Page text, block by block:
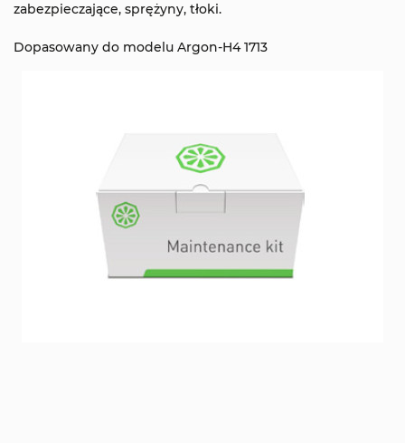
zabezpieczające, sprężyny, tłoki.
Dopasowany do modelu Argon-H4 1713